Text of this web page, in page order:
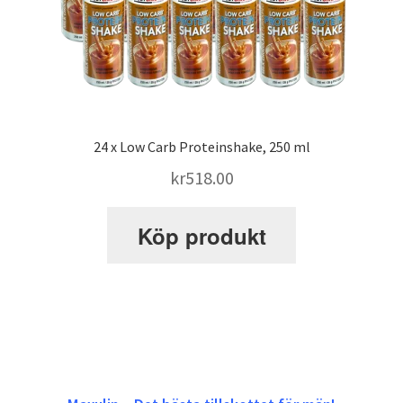
24 x Low Carb Proteinshake, 250 ml
kr518.00
Köp produkt